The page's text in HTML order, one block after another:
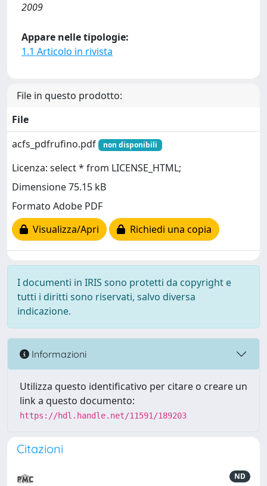
2009
Appare nelle tipologie:
1.1 Articolo in rivista
File in questo prodotto:
File
acfs_pdfrufino.pdf
non disponibili
Licenza: select * from LICENSE_HTML;
Dimensione 75.15 kB
Formato Adobe PDF
Visualizza/Apri
Richiedi una copia
I documenti in IRIS sono protetti da copyright e
tutti i diritti sono riservati, salvo diversa
indicazione.
Informazioni
Utilizza questo identificativo per citare o creare un
link a questo documento:
https://hdl.handle.net/11591/189203
Citazioni
ND